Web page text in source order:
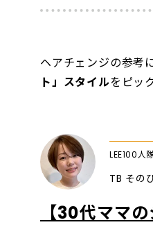
ヘアチェンジの参考
ト」スタイルをピッ
LEE100人
TB その
【30代ママ